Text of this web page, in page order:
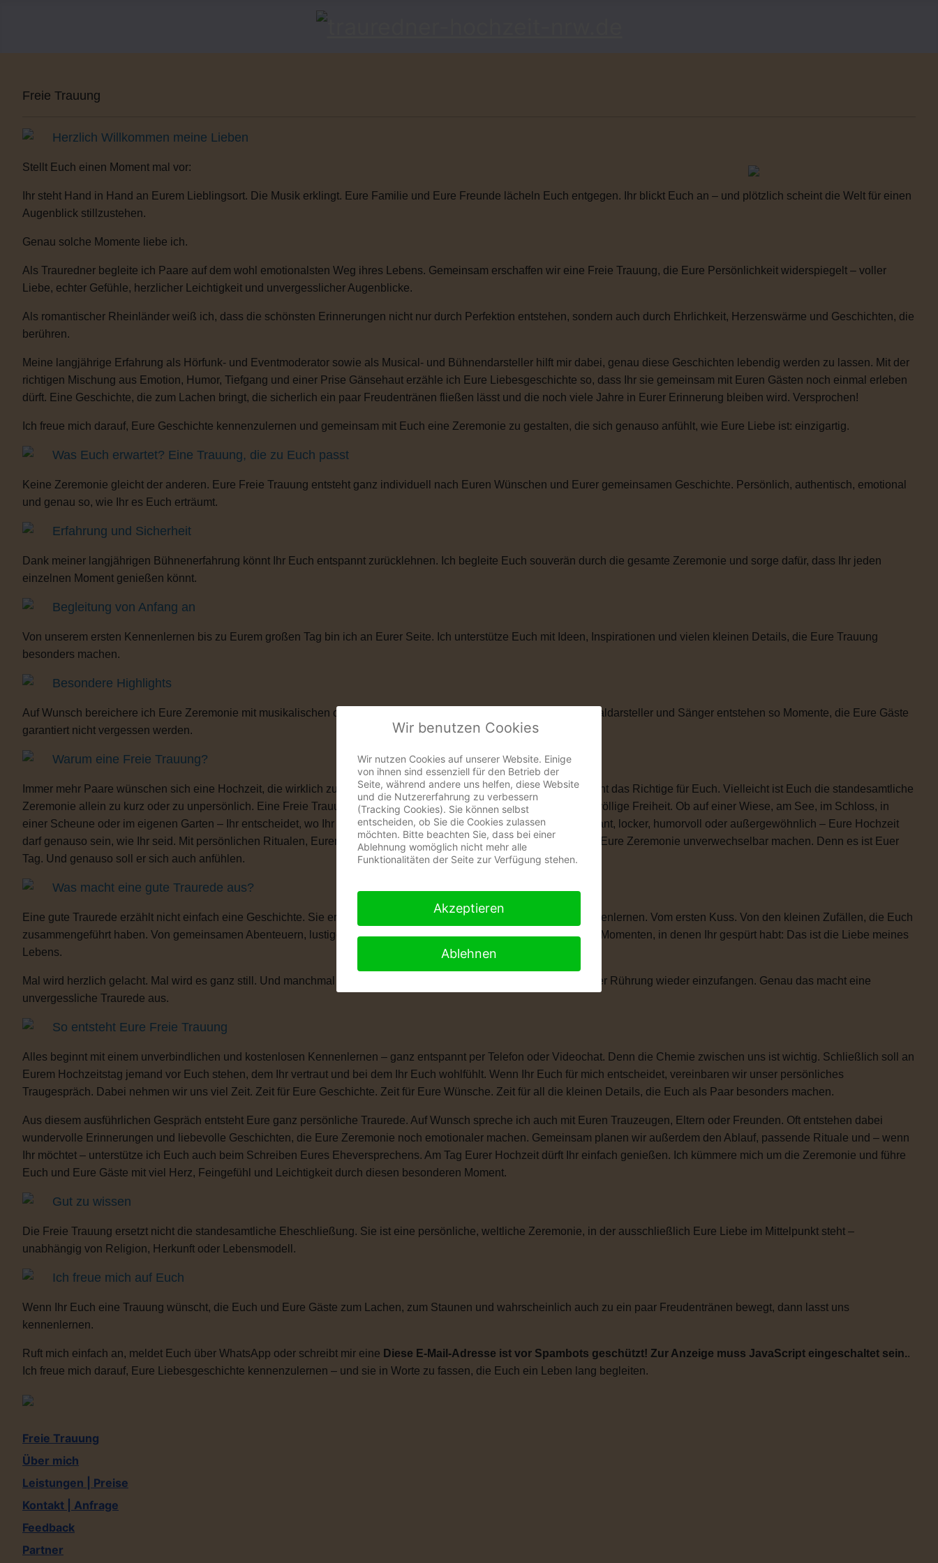
Freie Trauung
Über mich
Leistungen | Preise
Kontakt | Anfrage
Feedback
Partner
Freie Trauung
Herzlich Willkommen meine Lieben
Stellt Euch einen Moment mal vor:
Ihr steht Hand in Hand an Eurem Lieblingsort. Die Musik erklingt. Eure Familie und Eure Freunde lächeln Euch entgegen. Ihr blickt Euch an – und plötzlich scheint die Welt für einen
Augenblick stillzustehen.
Genau solche Momente liebe ich.
Als Trauredner begleite ich Paare auf dem wohl emotionalsten Weg ihres Lebens. Gemeinsam erschaffen wir eine Freie Trauung, die Eure Persönlichkeit widerspiegelt – voller
Liebe, echter Gefühle, herzlicher Leichtigkeit und unvergesslicher Augenblicke.
Als romantischer Rheinländer weiß ich, dass die schönsten Erinnerungen nicht nur durch Perfektion entstehen, sondern auch durch Ehrlichkeit, Herzenswärme und Geschichten, die
berühren.
Meine langjährige Erfahrung als Hörfunk- und Eventmoderator sowie als Musical- und Bühnendarsteller hilft mir dabei, genau diese Geschichten lebendig werden zu lassen. Mit der
richtigen Mischung aus Emotion, Humor, Tiefgang und einer Prise Gänsehaut erzähle ich Eure Liebesgeschichte so, dass Ihr sie gemeinsam mit Euren Gästen noch einmal erleben
dürft. Eine Geschichte, die zum Lachen bringt, die sicherlich ein paar Freudentränen fließen lässt und die noch viele Jahre in Eurer Erinnerung bleiben wird. Versprochen!
Ich freue mich darauf, Eure Geschichte kennenzulernen und gemeinsam mit Euch eine Zeremonie zu gestalten, die sich genauso anfühlt, wie Eure Liebe ist: einzigartig.
Was Euch erwartet? Eine Trauung, die zu Euch passt
Keine Zeremonie gleicht der anderen. Eure Freie Trauung entsteht ganz individuell nach Euren Wünschen und Eurer gemeinsamen Geschichte. Persönlich, authentisch, emotional
und genau so, wie Ihr es Euch erträumt.
Erfahrung und Sicherheit
Dank meiner langjährigen Bühnenerfahrung könnt Ihr Euch entspannt zurücklehnen. Ich begleite Euch souverän durch die gesamte Zeremonie und sorge dafür, dass Ihr jeden
einzelnen Moment genießen könnt.
Begleitung von Anfang an
Von unserem ersten Kennenlernen bis zu Eurem großen Tag bin ich an Eurer Seite. Ich unterstütze Euch mit Ideen, Inspirationen und vielen kleinen Details, die Eure Trauung
besonders machen.
Besondere Highlights
Auf Wunsch bereichere ich Eure Zeremonie mit musikalischen oder künstlerischen Elementen. Als ehemaliger Musicaldarsteller und Sänger entstehen so Momente, die Eure Gäste
garantiert nicht vergessen werden.
Warum eine Freie Trauung?
Immer mehr Paare wünschen sich eine Hochzeit, die wirklich zu ihnen passt. Vielleicht ist eine kirchliche Trauung nicht das Richtige für Euch. Vielleicht ist Euch die standesamtliche
Zeremonie allein zu kurz oder zu unpersönlich. Eine Freie Trauung schenkt Euch genau das, was Ihr Euch wünscht: völlige Freiheit. Ob auf einer Wiese, am See, im Schloss, in
einer Scheune oder im eigenen Garten – Ihr entscheidet, wo Ihr Euch das Ja-Wort gebt. Ob romantisch, modern, elegant, locker, humorvoll oder außergewöhnlich – Eure Hochzeit
darf genauso sein, wie Ihr seid. Mit persönlichen Ritualen, Eurem Eheversprechen und vielen kleinen Momenten, die Eure Zeremonie unverwechselbar machen. Denn es ist Euer
Tag. Und genauso soll er sich auch anfühlen.
Was macht eine gute Traurede aus?
Eine gute Traurede erzählt nicht einfach eine Geschichte. Sie erzählt Eure Liebesgeschichte. Von Eurem ersten Kennenlernen. Vom ersten Kuss. Von den kleinen Zufällen, die Euch
zusammengeführt haben. Von gemeinsamen Abenteuern, lustigen Anekdoten, besonderen Erinnerungen und all den Momenten, in denen Ihr gespürt habt: Das ist die Liebe meines
Lebens.
Mal wird herzlich gelacht. Mal wird es ganz still. Und manchmal braucht man einen kleinen Moment, um die Tränen der Rührung wieder einzufangen. Genau das macht eine
unvergessliche Traurede aus.
So entsteht Eure Freie Trauung
Alles beginnt mit einem unverbindlichen und kostenlosen Kennenlernen – ganz entspannt per Telefon oder Videochat. Denn die Chemie zwischen uns ist wichtig. Schließlich soll an
Eurem Hochzeitstag jemand vor Euch stehen, dem Ihr vertraut und bei dem Ihr Euch wohlfühlt. Wenn Ihr Euch für mich entscheidet, vereinbaren wir unser persönliches
Traugespräch. Dabei nehmen wir uns viel Zeit. Zeit für Eure Geschichte. Zeit für Eure Wünsche. Zeit für all die kleinen Details, die Euch als Paar besonders machen.
Aus diesem ausführlichen Gespräch entsteht Eure ganz persönliche Traurede. Auf Wunsch spreche ich auch mit Euren Trauzeugen, Eltern oder Freunden. Oft entstehen dabei
wundervolle Erinnerungen und liebevolle Geschichten, die Eure Zeremonie noch emotionaler machen. Gemeinsam planen wir außerdem den Ablauf, passende Rituale und – wenn
Ihr möchtet – unterstütze ich Euch auch beim Schreiben Eures Eheversprechens. Am Tag Eurer Hochzeit dürft Ihr einfach genießen. Ich kümmere mich um die Zeremonie und führe
Euch und Eure Gäste mit viel Herz, Feingefühl und Leichtigkeit durch diesen besonderen Moment.
Gut zu wissen
Die Freie Trauung ersetzt nicht die standesamtliche Eheschließung. Sie ist eine persönliche, weltliche Zeremonie, in der ausschließlich Eure Liebe im Mittelpunkt steht –
unabhängig von Religion, Herkunft oder Lebensmodell.
Ich freue mich auf Euch
Wenn Ihr Euch eine Trauung wünscht, die Euch und Eure Gäste zum Lachen, zum Staunen und wahrscheinlich auch zu ein paar Freudentränen bewegt, dann lasst uns
kennenlernen.
Ruft mich einfach an, meldet Euch über WhatsApp oder schreibt mir eine Diese E-Mail-Adresse ist vor Spambots geschützt! Zur Anzeige muss JavaScript eingeschaltet sein..
Ich freue mich darauf, Eure Liebesgeschichte kennenzulernen – und sie in Worte zu fassen, die Euch ein Leben lang begleiten.
Wir benutzen Cookies
Wir nutzen Cookies auf unserer Website. Einige
von ihnen sind essenziell für den Betrieb der
Seite, während andere uns helfen, diese Website
und die Nutzererfahrung zu verbessern
(Tracking Cookies). Sie können selbst
entscheiden, ob Sie die Cookies zulassen
möchten. Bitte beachten Sie, dass bei einer
Ablehnung womöglich nicht mehr alle
Funktionalitäten der Seite zur Verfügung stehen.
Akzeptieren
Ablehnen